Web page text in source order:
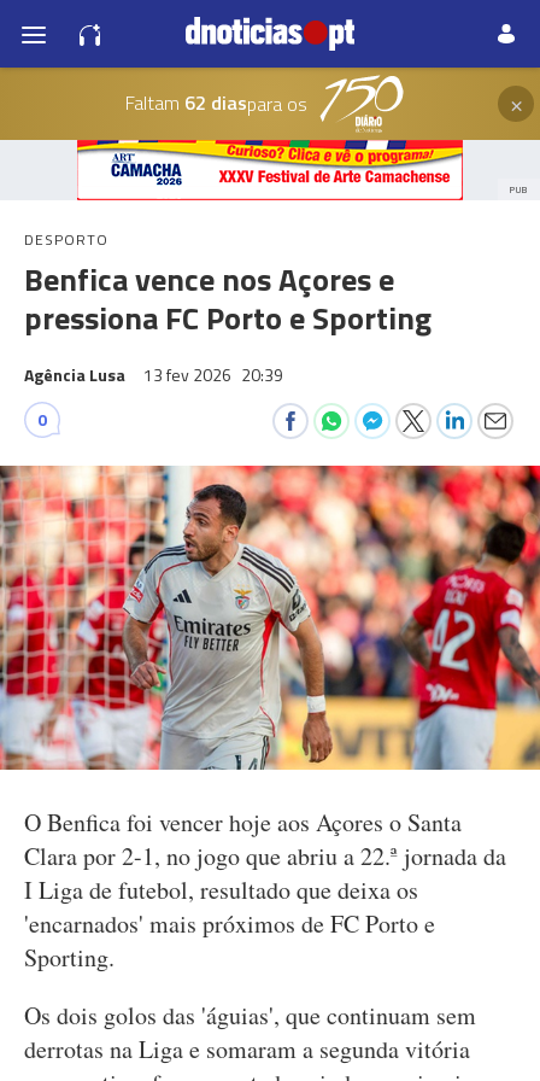
Faltam 62 diaspara os ×
PUB
DESPORTO
Benfica vence nos Açores e
pressiona FC Porto e Sporting
Agência Lusa 13 fev 2026 20:39
0
O Benfica foi vencer hoje aos Açores o Santa
Clara por 2-1, no jogo que abriu a 22.ª jornada da
I Liga de futebol, resultado que deixa os
'encarnados' mais próximos de FC Porto e
Sporting.
Os dois golos das 'águias', que continuam sem
derrotas na Liga e somaram a segunda vitória